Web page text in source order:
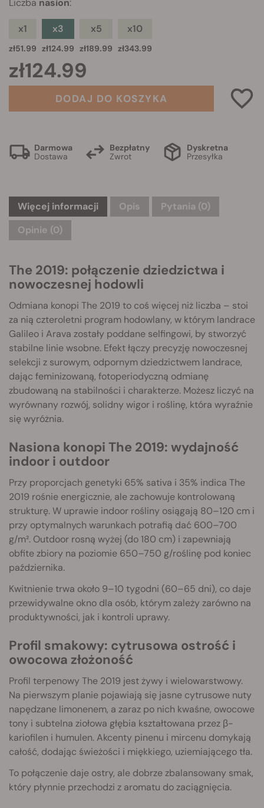
Liczba nasion:
x1
zł51.99
x3
zł124.99
x5
zł189.99
x10
zł343.99
zł124.99
DODAJ DO KOSZYKA
Darmowa
Dostawa
Bezpłatny
Zwrot
Dyskretna
Przesyłka
Więcej informacji Opis Pytania (0)
Opinie (0)
The 2019: połączenie dziedzictwa i
nowoczesnej hodowli
Odmiana konopi The 2019 to coś więcej niż liczba – stoi
za nią czteroletni program hodowlany, w którym landrace
Galileo i Arava zostały poddane selfingowi, by stworzyć
stabilne linie wsobne. Efekt łączy precyzję nowoczesnej
selekcji z surowym, odpornym dziedzictwem landrace,
dając feminizowaną, fotoperiodyczną odmianę
zbudowaną na stabilności i charakterze. Możesz liczyć na
wyrównany rozwój, solidny wigor i roślinę, która wyraźnie
się wyróżnia.
Nasiona konopi The 2019: wydajność
indoor i outdoor
Przy proporcjach genetyki 65% sativa i 35% indica The
2019 rośnie energicznie, ale zachowuje kontrolowaną
strukturę. W uprawie indoor rośliny osiągają 80–120 cm i
przy optymalnych warunkach potrafią dać 600–700
g/m². Outdoor rosną wyżej (do 180 cm) i zapewniają
obfite zbiory na poziomie 650–750 g/roślinę pod koniec
października.
Kwitnienie trwa około 9–10 tygodni (60–65 dni), co daje
przewidywalne okno dla osób, którym zależy zarówno na
produktywności, jak i kontroli uprawy.
Profil smakowy: cytrusowa ostrość i
owocowa złożoność
Profil terpenowy The 2019 jest żywy i wielowarstwowy.
Na pierwszym planie pojawiają się jasne cytrusowe nuty
napędzane limonenem, a zaraz po nich kwaśne, owocowe
tony i subtelna ziołowa głębia kształtowana przez β-
kariofilen i humulen. Akcenty pinenu i mircenu domykają
całość, dodając świeżości i miękkiego, uziemiającego tła.
To połączenie daje ostry, ale dobrze zbalansowany smak,
który płynnie przechodzi z aromatu do zaciągnięcia.